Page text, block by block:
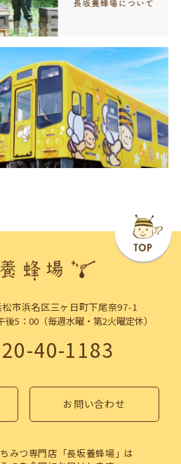
市浜名区三ヶ日町下尾奈97-1
後5：00（毎週水曜・第2火曜定休）
40-1183
お問い合わせ
みつ専門店「長坂養蜂場」は